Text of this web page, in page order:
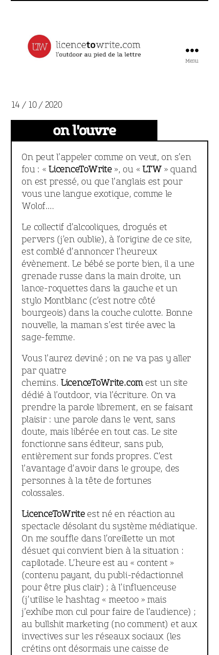
Menu
14 / 10 / 2020
on l'ouvre
On peut l’appeler comme on veut, on s’en
fou : «LicenceToWrite», ou «LTW» quand
on est pressé, ou que l’anglais est pour
vous une langue exotique, comme le
Wolof….
Le collectif d’alcooliques, drogués et
pervers (j’en oublie), à l’origine de ce site,
est comblé d’annoncer l’heureux
évènement. Le bébé se porte bien, il a une
grenade russe dans la main droite, un
lance-roquettes dans la gauche et un
stylo Montblanc (c’est notre côté
bourgeois) dans la couche culotte. Bonne
nouvelle, la maman s’est tirée avec la
sage-femme.
Vous l’aurez deviné ; on ne va pas y aller
par quatre
chemins. LicenceToWrite.comest un site
dédié à l’outdoor, via l’écriture. On va
prendre la parole librement, en se faisant
plaisir : une parole dans le vent, sans
doute, mais libérée en tout cas. Le site
fonctionne sans éditeur, sans pub,
entièrement sur fonds propres. C’est
l’avantage d’avoir dans le groupe, des
personnes à la tête de fortunes
colossales.
LicenceToWriteest né en réaction au
spectacle désolant du système médiatique.
On me souffle dans l’oreillette un mot
désuet qui convient bien à la situation :
capilotade. L’heure est au « content »
(contenu payant, du publi-rédactionnel
pour être plus clair) ; à l’influenceuse
(j’utilise le hashtag « meetoo » mais
j’exhibe mon cul pour faire de l’audience) ;
au bullshit marketing (no comment) et aux
invectives sur les réseaux sociaux (les
crétins ont désormais une caisse de